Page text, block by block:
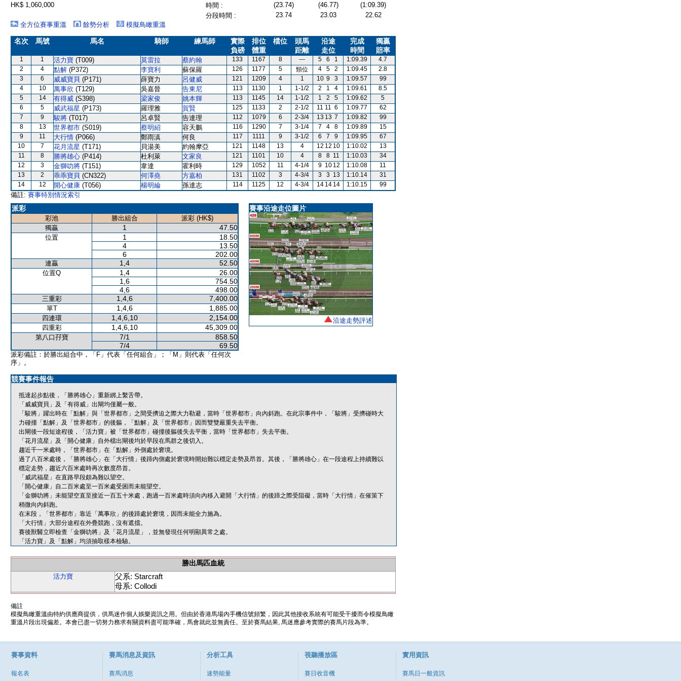
HK$ 1,060,000 時間 : (23.74) (46.77)
(1:09.39)
分段時間 :
23.74 23.03
22.62
全方位賽事重溫
餘勢分析 模擬鳥瞰重溫
名次 馬號 馬名 騎師 練馬師
實際
負磅
排位
體重
檔位
頭馬
距離
沿途
走位
完成
時間
獨贏
賠率
1 1 活力寶 (T009) 莫雷拉 蔡約翰 133 1167 8 --- 5 6 1 1:09.39
4.7
2
4 點解 (P372) 李寶利 蘇保羅 126 1177 5 頸位 4 5 2 1:09.45
2.8
3
6 威威寶貝 (P171) 薛寶力 呂健威 121 1209 4 1 10 9 3 1:09.57
99
4
10 萬事欣 (T129) 吳嘉晉 告東尼 113 1130 1 1-1/2 2 1 4 1:09.61
8.5
5
14 有得威 (S398) 梁家俊 姚本輝 113 1145 14 1-1/2 1 2 5 1:09.62
5
6
5 威武福星 (P173) 羅理雅 賀賢 125 1133 2 2-1/2 11 11 6 1:09.77
62
7
9 駿將 (T017) 呂卓賢 告達理 112 1079 6 2-3/4 13 13 7 1:09.82
99
8
13 世界都市 (S019) 蔡明紹 容天鵬 116 1290 7 3-1/4 7 4 8 1:09.89
15
9
11 大行情 (P066) 鄭雨滇 何良 117 1111 9 3-1/2 6 7 9 1:09.95
67
10
7 花月流星 (T171) 貝湯美 約翰摩亞 121 1148 13 4 12 12 10 1:10.02
13
11
8 勝將雄心 (P414) 杜利萊 文家良 121 1101 10 4 8 8 11 1:10.03
34
12
3 金獅叻將 (T151) 韋達 霍利時 129 1052 11 4-1/4 9 10 12 1:10.08
11
13
2 乖乖寶貝 (CN322) 何澤堯 方嘉柏 131 1102 3 4-3/4 3 3 13 1:10.14
31
14
12 開心健康 (T056) 楊明綸 孫達志 114 1125 12 4-3/4 14 14 14 1:10.15 99
備註: 賽事特別情況索引
派彩
彩池 勝出組合
派彩 (HK$)
獨贏
1 47.50
位置 1
18.50
4
13.50
6
202.00
連贏 1,4 52.50
位置Q 1,4
26.00
1,6
754.50
4,6
498.00
三重彩 1,4,6 7,400.00
單T 1,4,6 1,885.00
四連環 1,4,6,10 2,154.00
四重彩 1,4,6,10 45,309.00
第八口孖寶 7/1
858.50
7/4
69.50
派彩備註：於勝出組合中，「F」代表「任何組合」；「M」則代表「任何次
序」。
賽事沿途走位圖片
沿途走勢評述
競賽事件報告
抵達起步點後，「勝將雄心」重新綁上繫舌帶。
「威威寶貝」及「有得威」出閘均僅屬一般。
「駿將」躍出時在「點解」與「世界都市」之間受擠迫之際大力勒避，當時「世界都市」向內斜跑。在此宗事件中，「駿將」受擠碰時大
力碰撞「點解」及「世界都市」的後軀，「點解」及「世界都市」因而雙雙嚴重失去平衡。
出閘後一段短途程後，「活力寶」被「世界都市」碰撞後軀後失去平衡，當時「世界都市」失去平衡。
「花月流星」及「開心健康」自外檔出閘後均於早段在馬群之後切入。
趨近千一米處時，「世界都市」在「點解」外側處於窘境。
過了八百米處後，「勝將雄心」在「大行情」後蹄內側處於窘境時開始難以穩定走勢及昂首。其後，「勝將雄心」在一段途程上持續難以
穩定走勢，趨近六百米處時再次數度昂首。
「威武福星」在直路早段頗為難以望空。
「開心健康」自二百米處至一百米處受困而未能望空。
「金獅叻將」未能望空直至接近一百五十米處，跑過一百米處時須向內移入避開「大行情」的後蹄之際受阻礙，當時「大行情」在催策下
稍微向內斜跑。
在末段，「世界都市」靠近「萬事欣」的後蹄處於窘境，因而未能全力施為。
「大行情」大部分途程在外疊競跑，沒有遮擋。
賽後獸醫立即檢查「金獅叻將」及「花月流星」，並無發現任何明顯異常之處。
「活力寶」及「點解」均須抽取樣本檢驗。
勝出馬匹血統
活力寶
父系: Starcraft
母系: Collodi
備註
模擬鳥瞰重溫由特約供應商提供，供馬迷作個人娛樂資訊之用。但由於香港馬場內手機信號頻繁，因此其他接收系統有可能受干擾而令模擬鳥瞰
重溫片段出現偏差。本會已盡一切努力務求有關資料盡可能準確，馬會就此並無責任。至於賽馬結果, 馬迷應參考實際的賽馬片段為準。
賽事資料
報名表
賽馬消息及資訊
賽馬消息
分析工具
速勢能量
視聽播放區
賽日收音機
實用資訊
賽馬日一般資訊